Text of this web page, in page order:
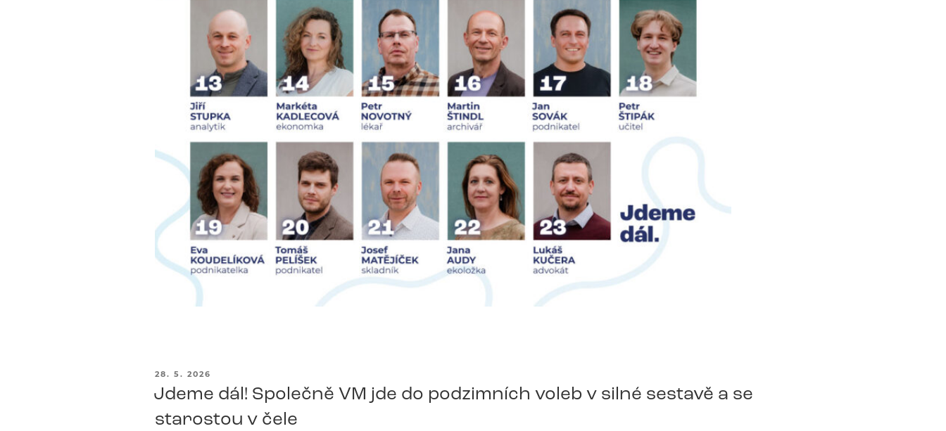
PUBLIKOVÁNO
28. 5. 2026
Jdeme dál! Společně VM jde do podzimních voleb v silné sestavě a se
starostou v čele